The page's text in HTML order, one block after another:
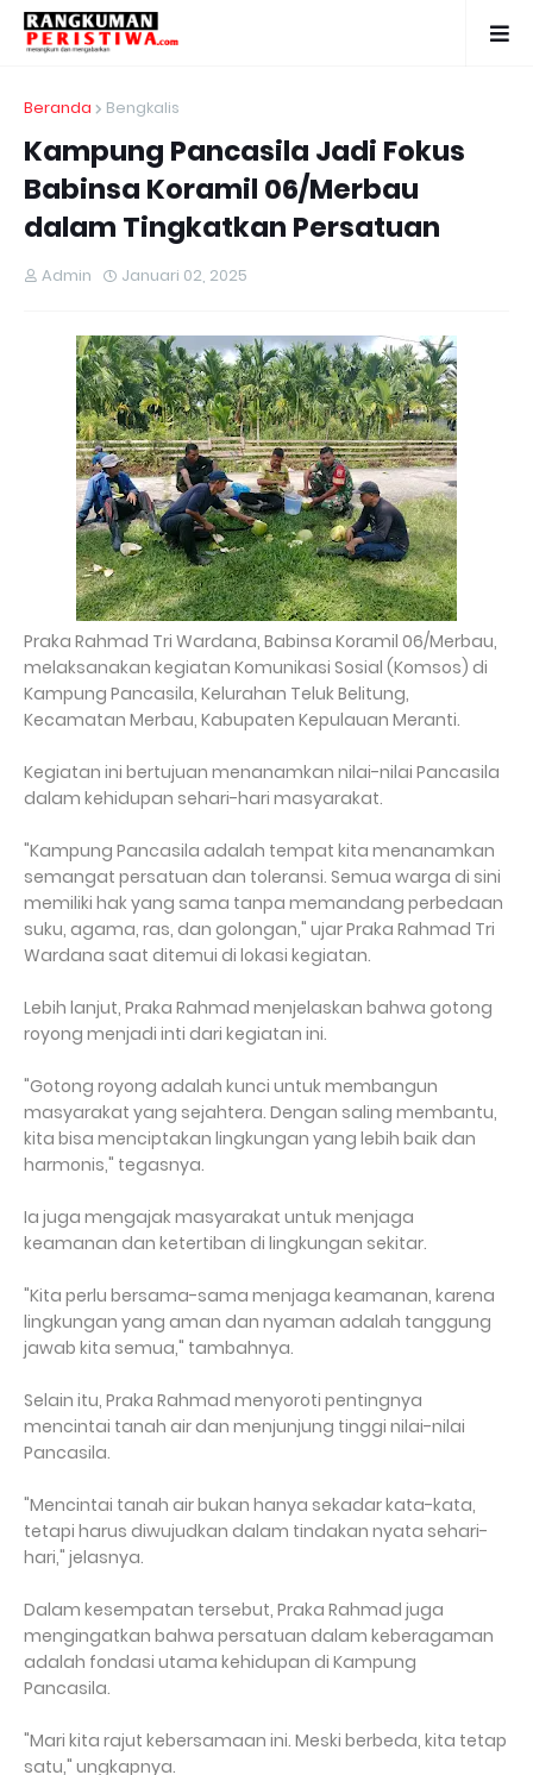
Beranda Bengkalis
Kampung Pancasila Jadi Fokus
Babinsa Koramil 06/Merbau
dalam Tingkatkan Persatuan
Admin Januari 02, 2025
Praka Rahmad Tri Wardana, Babinsa Koramil 06/Merbau,
melaksanakan kegiatan Komunikasi Sosial (Komsos) di
Kampung Pancasila, Kelurahan Teluk Belitung,
Kecamatan Merbau, Kabupaten Kepulauan Meranti.
Kegiatan ini bertujuan menanamkan nilai-nilai Pancasila
dalam kehidupan sehari-hari masyarakat.
"Kampung Pancasila adalah tempat kita menanamkan
semangat persatuan dan toleransi. Semua warga di sini
memiliki hak yang sama tanpa memandang perbedaan
suku, agama, ras, dan golongan," ujar Praka Rahmad Tri
Wardana saat ditemui di lokasi kegiatan.
Lebih lanjut, Praka Rahmad menjelaskan bahwa gotong
royong menjadi inti dari kegiatan ini.
"Gotong royong adalah kunci untuk membangun
masyarakat yang sejahtera. Dengan saling membantu,
kita bisa menciptakan lingkungan yang lebih baik dan
harmonis," tegasnya.
Ia juga mengajak masyarakat untuk menjaga
keamanan dan ketertiban di lingkungan sekitar.
"Kita perlu bersama-sama menjaga keamanan, karena
lingkungan yang aman dan nyaman adalah tanggung
jawab kita semua," tambahnya.
Selain itu, Praka Rahmad menyoroti pentingnya
mencintai tanah air dan menjunjung tinggi nilai-nilai
Pancasila.
"Mencintai tanah air bukan hanya sekadar kata-kata,
tetapi harus diwujudkan dalam tindakan nyata sehari-
hari," jelasnya.
Dalam kesempatan tersebut, Praka Rahmad juga
mengingatkan bahwa persatuan dalam keberagaman
adalah fondasi utama kehidupan di Kampung
Pancasila.
"Mari kita rajut kebersamaan ini. Meski berbeda, kita tetap
satu," ungkapnya.